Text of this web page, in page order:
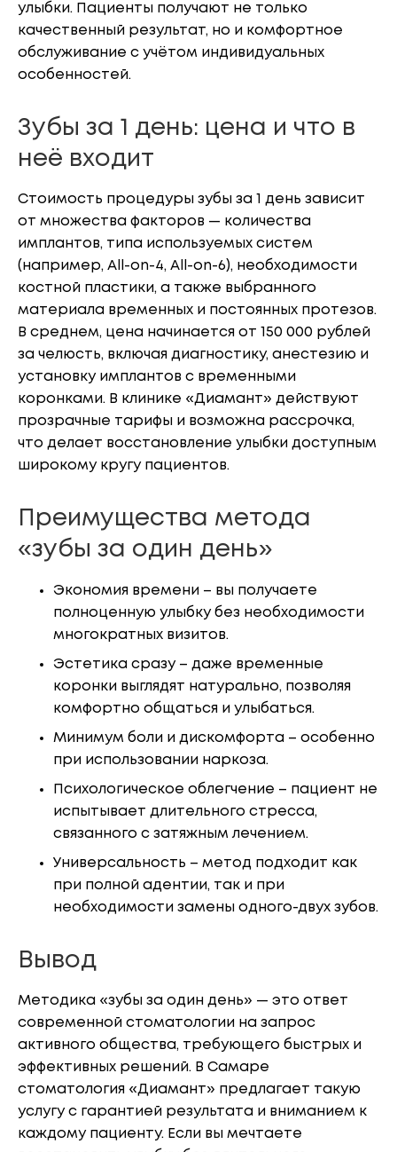
улыбки. Пациенты получают не только
качественный результат, но и комфортное
обслуживание с учётом индивидуальных
особенностей.
Зубы за 1 день: цена и что в
неё входит
Стоимость процедуры зубы за 1 день зависит
от множества факторов — количества
имплантов, типа используемых систем
(например, All-on-4, All-on-6), необходимости
костной пластики, а также выбранного
материала временных и постоянных протезов.
В среднем, цена начинается от 150 000 рублей
за челюсть, включая диагностику, анестезию и
установку имплантов с временными
коронками. В клинике «Диамант» действуют
прозрачные тарифы и возможна рассрочка,
что делает восстановление улыбки доступным
широкому кругу пациентов.
Преимущества метода
«зубы за один день»
Экономия времени – вы получаете
полноценную улыбку без необходимости
многократных визитов.
Эстетика сразу – даже временные
коронки выглядят натурально, позволяя
комфортно общаться и улыбаться.
Минимум боли и дискомфорта – особенно
при использовании наркоза.
Психологическое облегчение – пациент не
испытывает длительного стресса,
связанного с затяжным лечением.
Универсальность – метод подходит как
при полной адентии, так и при
необходимости замены одного-двух зубов.
Вывод
Методика «зубы за один день» — это ответ
современной стоматологии на запрос
активного общества, требующего быстрых и
эффективных решений. В Самаре
стоматология «Диамант» предлагает такую
услугу с гарантией результата и вниманием к
каждому пациенту. Если вы мечтаете